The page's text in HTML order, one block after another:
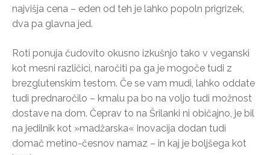
najvišja cena – eden od teh je lahko popoln prigrizek,
dva pa glavna jed.
Roti ponuja čudovito okusno izkušnjo tako v veganski
kot mesni različici, naročiti pa ga je mogoče tudi z
brezglutenskim testom. Če se vam mudi, lahko oddate
tudi prednaročilo – kmalu pa bo na voljo tudi možnost
dostave na dom. Čeprav to na Šrilanki ni običajno, je bil
na jedilnik kot »madžarska« inovacija dodan tudi
domač metino-česnov namaz – in kaj je boljšega kot